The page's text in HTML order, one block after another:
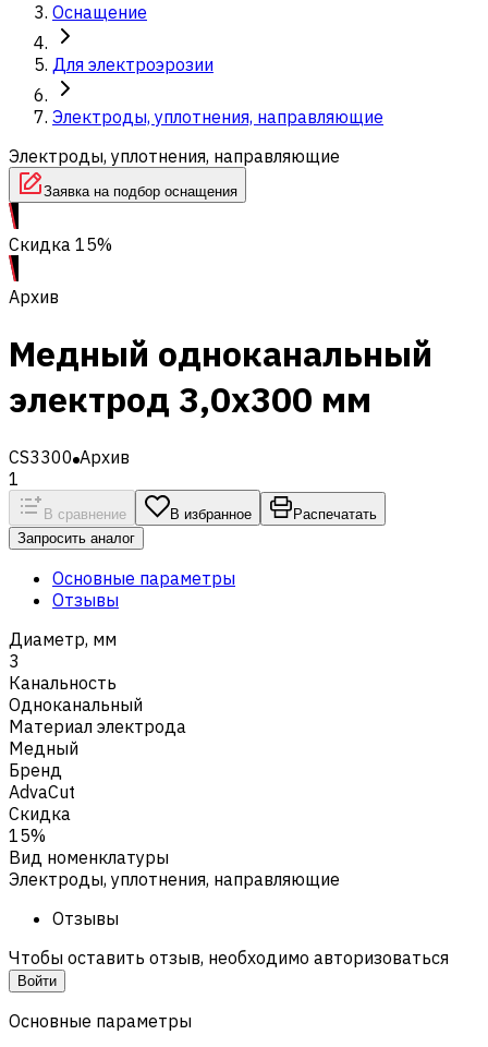
Оснащение
Для электроэрозии
Электроды, уплотнения, направляющие
Электроды, уплотнения, направляющие
Заявка на подбор оснащения
Скидка 15%
Архив
Медный одноканальный
электрод 3,0x300 мм
CS3300 Архив
1
В сравнение В избранное
Распечатать
Запросить аналог
Основные параметры
Отзывы
Диаметр, мм
3
Канальность
Одноканальный
Материал электрода
Медный
Бренд
AdvaCut
Скидка
15%
Вид номенклатуры
Электроды, уплотнения, направляющие
Отзывы
Чтобы оставить отзыв, необходимо авторизоваться
Войти
Основные параметры